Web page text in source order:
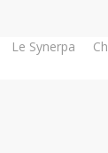
Le Synerpa